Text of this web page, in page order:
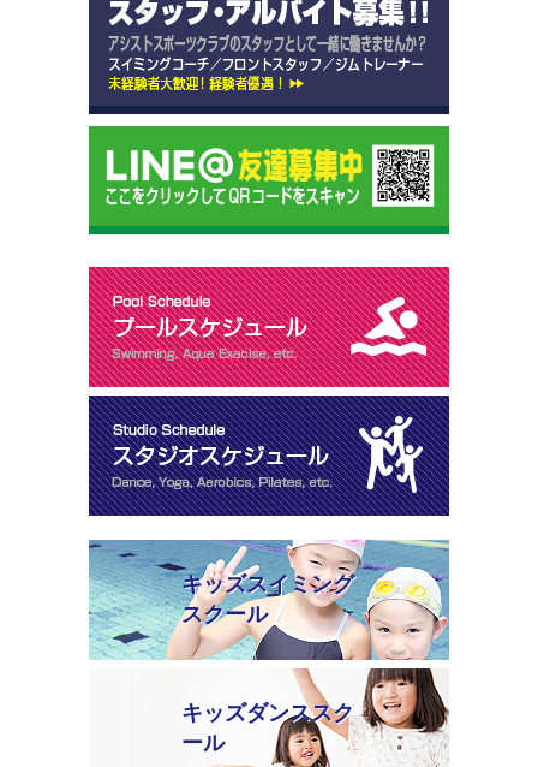
キッズスイミング
スクール
キッズダンススク
ール